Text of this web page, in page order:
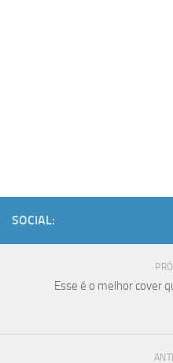
SOCIAL:
Esse é o melhor cover